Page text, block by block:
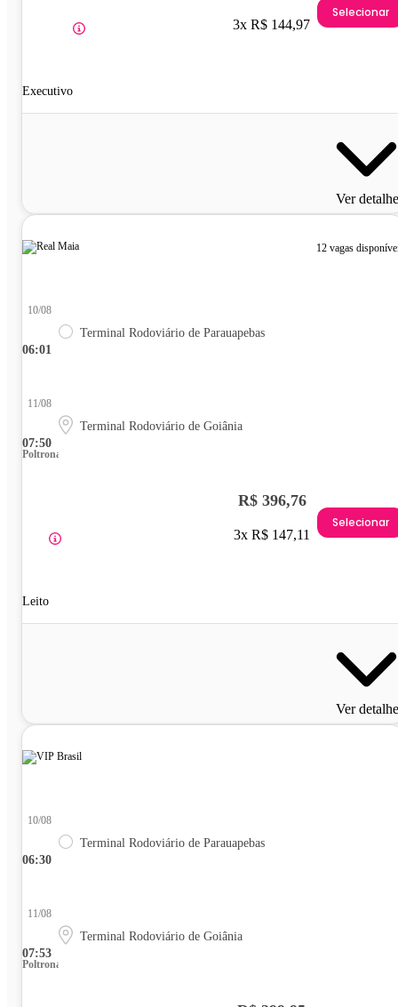
Executivo
3x R$ 144,97
Selecionar
Ver
12 vagas
06:01
10/08
Terminal Rodoviário de Parauapebas
07:50
11/08
Terminal Rodoviário de Goiânia
Poltrona
Leito
R$ 396,76
3x R$ 147,11
Selecionar
Ver
06:30
10/08
Terminal Rodoviário de Parauapebas
07:53
11/08
Terminal Rodoviário de Goiânia
Poltrona